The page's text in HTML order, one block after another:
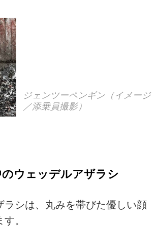
ジェンツーペンギン（イメージ
／添乗員撮影）
のウェッデルアザラシ
ラシは、丸みを帯びた優しい顔
。